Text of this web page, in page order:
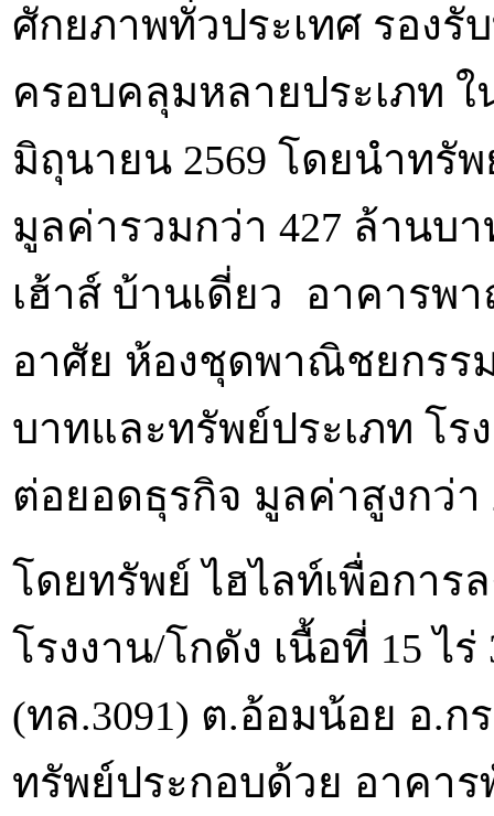
ศักยภาพทั่วประเทศ รองรั
ครอบคลุมหลายประเภท
มิถุนายน 2569 โดยนำทรั
มูลค่ารวมกว่า 427 ล้านบ
เฮ้าส์ บ้านเดี่ยว อาคาร
อาศัย ห้องชุดพาณิชยกรร
บาทและทรัพย์ประเภท โร
ต่อยอดธุรกิจ มูลค่าสูงกว่า
โดยทรัพย์ ไฮไลท์เพื่อกา
โรงงาน/โกดัง เนื้อที่ 15 ไ
(ทล.3091) ต.อ้อมน้อย อ.
ทรัพย์ประกอบด้วย อาคา